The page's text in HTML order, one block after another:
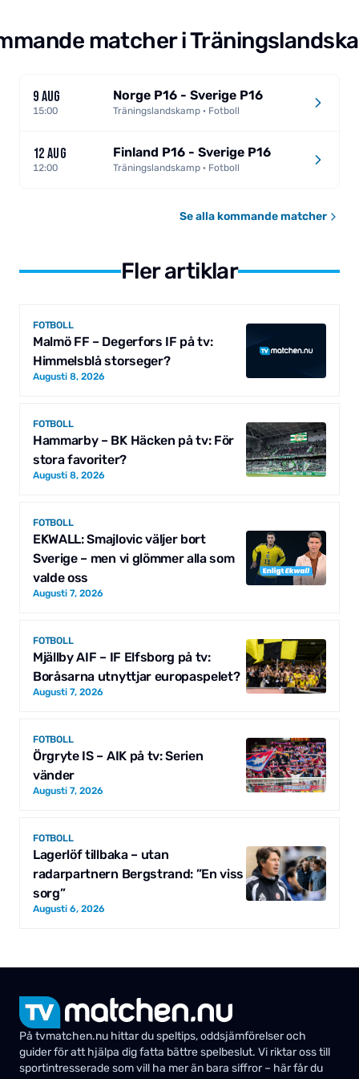
matcher i
9 AUG
15:00
Norge P16 - Sverige P16
Träningslandskamp · Fotboll
12 AUG
12:00
Finland P16 - Sverige P16
Träningslandskamp · Fotboll
Se alla kommande matcher
Fler artiklar
FOTBOLL
Malmö FF – Degerfors IF på tv:
Himmelsblå storseger?
Augusti 8, 2026
FOTBOLL
Hammarby – BK Häcken på tv: För
stora favoriter?
Augusti 8, 2026
FOTBOLL
EKWALL: Smajlovic väljer bort
Sverige – men vi glömmer alla som
valde oss
Augusti 7, 2026
FOTBOLL
Mjällby AIF – IF Elfsborg på tv:
Boråsarna utnyttjar europaspelet?
Augusti 7, 2026
FOTBOLL
Örgryte IS – AIK på tv: Serien
vänder
Augusti 7, 2026
FOTBOLL
Lagerlöf tillbaka – utan
radarpartnern Bergstrand: ”En viss
sorg”
Augusti 6, 2026
På tvmatchen.nu hittar du speltips, oddsjämförelser och
guider för att hjälpa dig fatta bättre spelbeslut. Vi riktar oss till
sportintresserade som vill ha mer än bara siffror – här får du